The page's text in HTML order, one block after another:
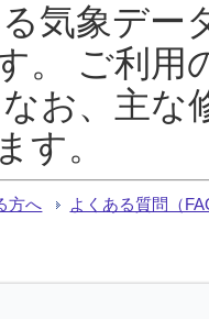
気象デー
。 ご利用
お、主な
す。
方へ よくある質問（